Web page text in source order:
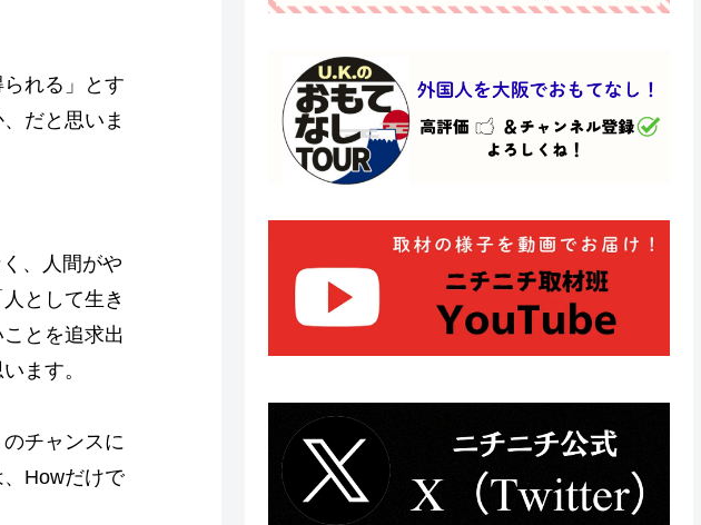
れる」とす
だと思いま
、人間がや
として生き
とを追求出
ます。
チャンスに
Howだけで